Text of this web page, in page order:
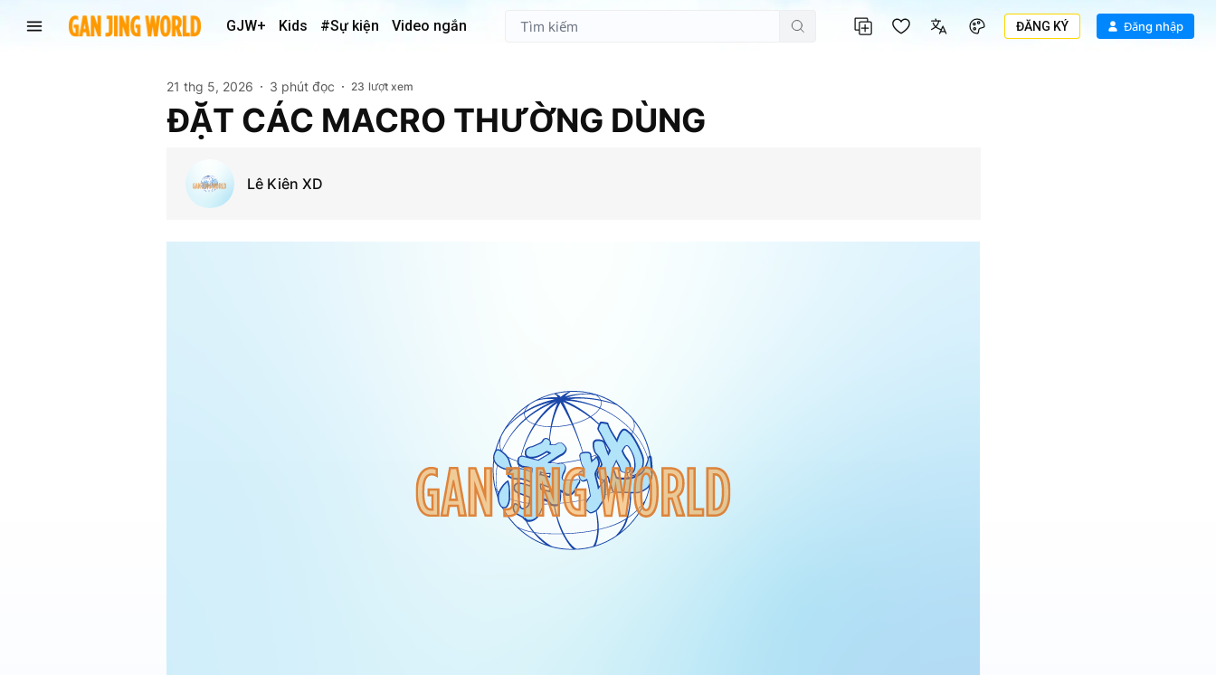
GJW+ Kids #Sự kiện Video ngắn ĐĂNG KÝ Đăng nhập
21 thg 5, 2026 3 phút đọc 23 lượt xem
ĐẶT CÁC MACRO THƯỜNG DÙNG
Lê Kiên XD